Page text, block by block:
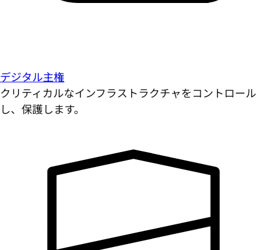
デジタル主権
クリティカルなインフラストラクチャをコントロール
し、保護します。